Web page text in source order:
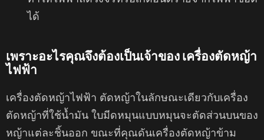
ได้
เพราะอะไรคุณจึงต้องเป็นเจ้าของ เครื่องตัดหญ้า
ไฟฟ้า
เครื่องตัดหญ้าไฟฟ้า ตัดหญ้าในลักษณะเดียวกับเครื่อง
ตัดหญ้าที่ใช้น้ำมัน ใบมีดหมุนแบบหมุนจะตัดส่วนบนของ
หญ้าแต่ละชิ้นออก ขณะที่คุณดันเครื่องตัดหญ้าข้าม